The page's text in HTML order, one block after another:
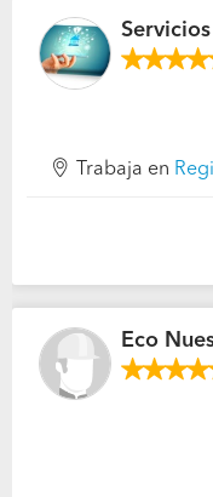
Trabaja en
Eco